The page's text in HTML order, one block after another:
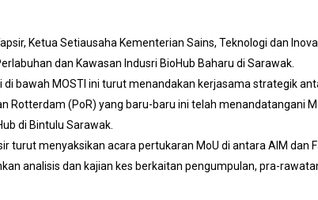
Ketua Setiausaha Kementerian Sains, Teknologi dan
dan Kawasan Indusri BioHub Baharu di Sarawak.
bawah MOSTI ini turut menandakan kerjasama strategik
Rotterdam (PoR) yang baru-baru ini telah menandatangani
di Bintulu Sarawak.
turut menyaksikan acara pertukaran MoU di antara AIM dan
analisis dan kajian kes berkaitan pengumpulan, pra-